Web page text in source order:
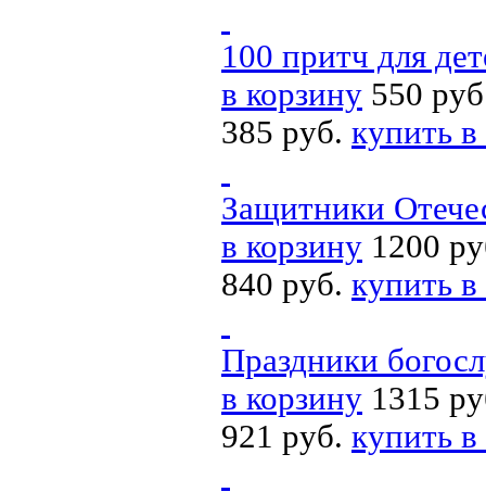
100 притч для
в корзину 550
385 руб. купить
Защитники
в корзину 1200
840 руб. купить
Праздники
в корзину 1315
921 руб. купить